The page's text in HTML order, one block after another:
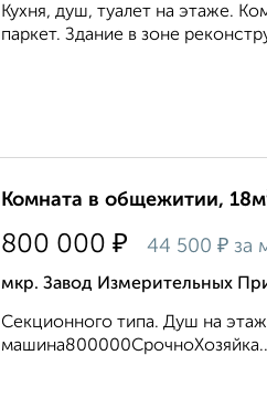
Кухня, душ, туалет на этаже.
паркет. Здание в зоне
Комната в общежитии,
800 000 ₽ 44 500 ₽ за
мкр. Завод Измерительных
Секционного типа. Душ на